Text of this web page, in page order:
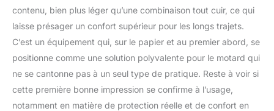
contenu, bien plus léger qu’une combinaison tout cuir, ce qui
laisse présager un confort supérieur pour les longs trajets.
C’est un équipement qui, sur le papier et au premier abord, se
positionne comme une solution polyvalente pour le motard qui
ne se cantonne pas à un seul type de pratique. Reste à voir si
cette première bonne impression se confirme à l’usage,
notamment en matière de protection réelle et de confort en